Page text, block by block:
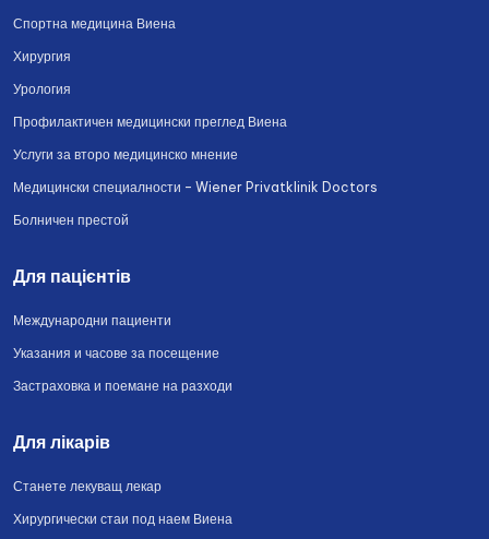
Спортна медицина Виена
Хирургия
Урология
Профилактичен медицински преглед Виена
Услуги за второ медицинско мнение
Медицински специалности – Wiener Privatklinik Doctors
Болничен престой
Для пацієнтів
Международни пациенти
Указания и часове за посещение
Застраховка и поемане на разходи
Для лікарів
Станете лекуващ лекар
Хирургически стаи под наем Виена